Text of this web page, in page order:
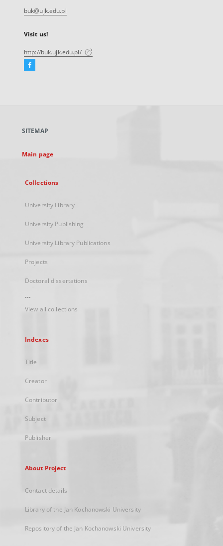
buk@ujk.edu.pl
Visit us!
http://buk.ujk.edu.pl/
Facebook
new
SITEMAP
Main page
Collections
University Library
University Publishing
University Library Publications
Projects
Doctoral dissertations
...
View all collections
Indexes
Title
Creator
Contributor
Subject
Publisher
About Project
Contact details
Library of the Jan Kochanowski University
Repository of the Jan Kochanowski University